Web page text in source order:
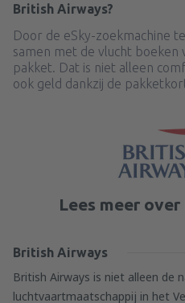
British Airways?
Door de eSky-zoekmachine
samen met de vlucht boeken
pakket. Dat is niet alleen
ook geld dankzij de
Lees meer
British Airways
British Airways is niet alleen de
luchtvaartmaatschappij in het